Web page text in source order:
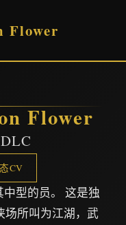
Flower
Flower
CV
型的员。 这是独
场所叫为江湖，武